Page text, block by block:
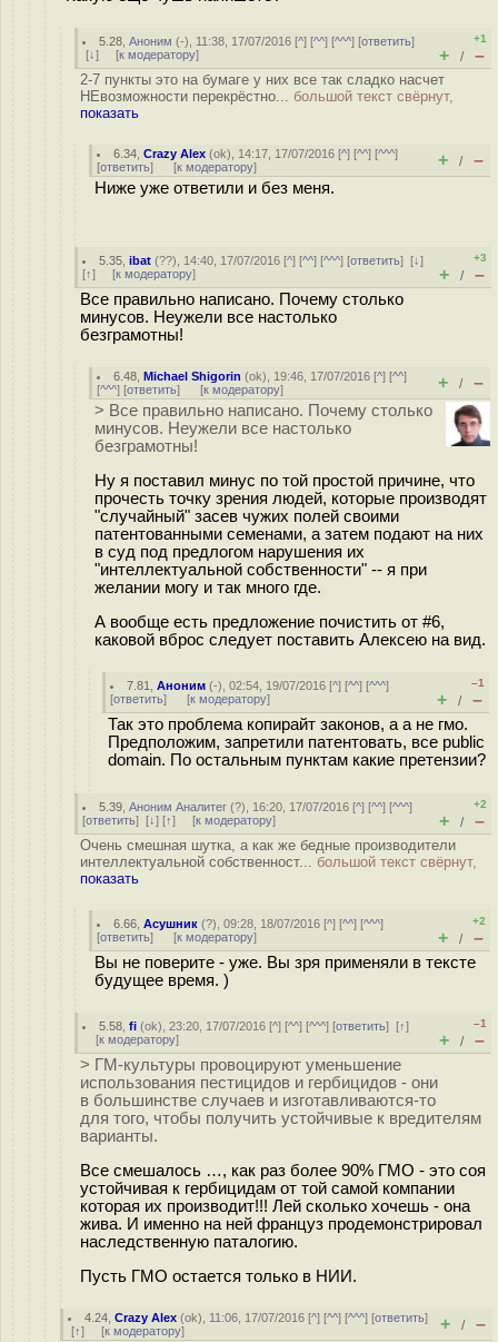
5.28 ,Аноним (-), 11:38, 17/07/2016 [^] [^^] [^^^] [ответить]
[↓] [к модератору]
+1
+ / –
2-7 пункты это на бумаге у них все так сладко насчет
НЕвозможности перекрёстно... большой текст свёрнут,
показать
6.34 ,Crazy Alex (ok), 14:17, 17/07/2016 [^] [^^] [^^^]
[ответить] [к модератору] + / –
Ниже уже ответили и без меня.
5.35 ,ibat (??), 14:40, 17/07/2016 [^] [^^] [^^^] [ответить][↓]
[↑] [к модератору]
+3
+ / –
Все правильно написано. Почему столько
минусов. Неужели все настолько
безграмотны!
6.48 ,Michael Shigorin (ok), 19:46, 17/07/2016 [^] [^^]
[^^^] [ответить] [к модератору] + / –
> Все правильно написано. Почему столько
минусов. Неужели все настолько
безграмотны!
Ну я поставил минус по той простой причине, что
прочесть точку зрения людей, которые производят
"случайный" засев чужих полей своими
патентованными семенами, а затем подают на них
в суд под предлогом нарушения их
"интеллектуальной собственности" -- я при
желании могу и так много где.
А вообще есть предложение почистить от #6,
каковой вброс следует поставить Алексею на вид.
7.81 ,Аноним (-), 02:54, 19/07/2016 [^] [^^] [^^^]
[ответить] [к модератору]
–1
+ / –
Так это проблема копирайт законов, а а не гмо.
Предположим, запретили патентовать, все public
domain. По остальным пунктам какие претензии?
5.39 ,Аноним Аналитег (?), 16:20, 17/07/2016 [^] [^^] [^^^]
[ответить] [↓] [↑] [к модератору]
+2
+ / –
Очень смешная шутка, а как же бедные производители
интеллектуальной собственност... большой текст свёрнут,
показать
6.66 ,Асушник (?), 09:28, 18/07/2016 [^] [^^] [^^^]
[ответить] [к модератору]
+2
+ / –
Вы не поверите - уже. Вы зря применяли в тексте
будущее время. )
5.58 ,fi (ok), 23:20, 17/07/2016 [^] [^^] [^^^] [ответить][↑]
[к модератору]
–1
+ / –
> ГМ-культуры провоцируют уменьшение
использования пестицидов и гербицидов - они
в большинстве случаев и изготавливаются-то
для того, чтобы получить устойчивые к вредителям
варианты.
Все смешалось …, как раз более 90% ГМО - это соя
устойчивая к гербицидам от той самой компании
которая их производит!!! Лей сколько хочешь - она
жива. И именно на ней француз продемонстрировал
наследственную паталогию.
Пусть ГМО остается только в НИИ.
4.24 ,Crazy Alex (ok), 11:06, 17/07/2016 [^] [^^] [^^^] [ответить]
[↑] [к модератору] + / –